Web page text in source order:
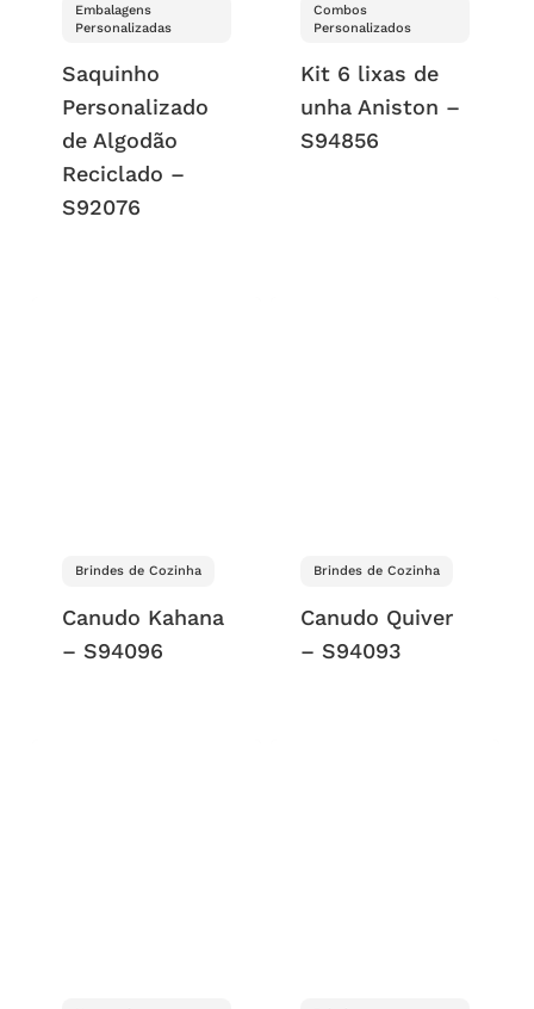
Embalagens
Personalizadas
Saquinho
Personalizado
de Algodão
Reciclado –
S92076
Combos
Personalizados
Kit 6 lixas de
unha Aniston –
S94856
Brindes de Cozinha
Canudo Kahana
– S94096
Brindes de Cozinha
Canudo Quiver
– S94093